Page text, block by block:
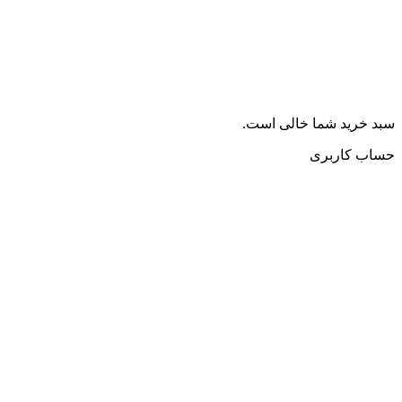
سبد خرید شما خالی است.
حساب کاربری